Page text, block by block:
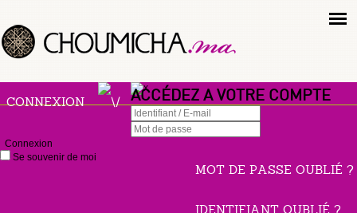
CONNEXION ACCÉDEZ A VOTRE COMPTE
Connexion
Se souvenir de moi
MOT DE PASSE OUBLIÉ ?
IDENTIFIANT OUBLIÉ ?